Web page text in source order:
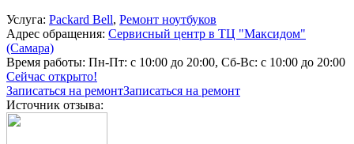
Услуга: Packard Bell, Ремонт ноутбуков
Адрес обращения: Сервисный центр в ТЦ "Максидом"
(Самара)
Время работы: Пн-Пт: с 10:00 до 20:00, Сб-Вс: с 10:00 до 20:00
Сейчас открыто!
Записаться на ремонтЗаписаться на ремонт
Источник отзыва: